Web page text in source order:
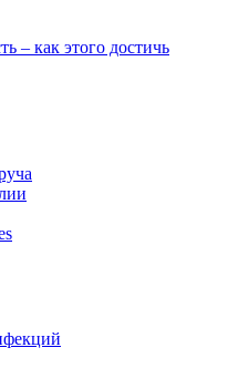
– как этого достичь